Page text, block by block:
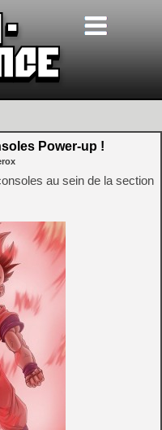
Power-up !
au sein de la section